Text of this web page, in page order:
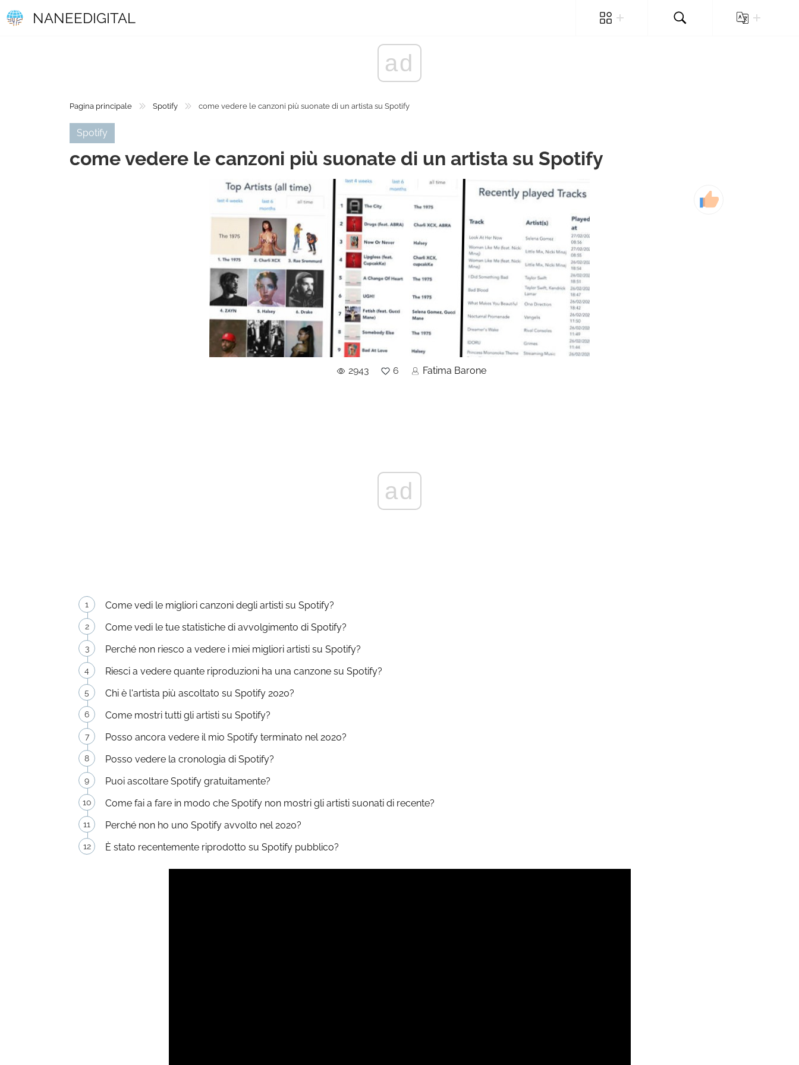
NANEEDIGITAL
ad
Pagina principale Spotify come vedere le canzoni più suonate di un artista su Spotify
Spotify
come vedere le canzoni più suonate di un artista su Spotify
2943 6 Fatima Barone
ad
Come vedi le migliori canzoni degli artisti su Spotify?
Come vedi le tue statistiche di avvolgimento di Spotify?
Perché non riesco a vedere i miei migliori artisti su Spotify?
Riesci a vedere quante riproduzioni ha una canzone su Spotify?
Chi è l'artista più ascoltato su Spotify 2020?
Come mostri tutti gli artisti su Spotify?
Posso ancora vedere il mio Spotify terminato nel 2020?
Posso vedere la cronologia di Spotify?
Puoi ascoltare Spotify gratuitamente?
Come fai a fare in modo che Spotify non mostri gli artisti suonati di recente?
Perché non ho uno Spotify avvolto nel 2020?
È stato recentemente riprodotto su Spotify pubblico?